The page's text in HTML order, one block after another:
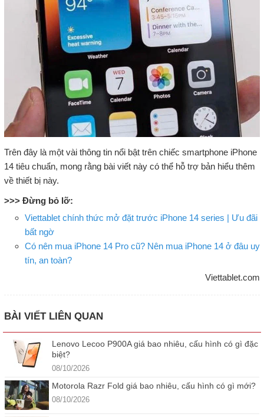
Trên đây là một vài thông tin nổi bật trên chiếc smartphone iPhone
14 tiêu chuẩn, mong rằng bài viết này có thể hỗ trợ bản hiểu thêm
về thiết bị này.
>>> Đừng bỏ lỡ:
Viettablet chính thức mở đặt trước iPhone 14 series | Ưu đãi
bất ngờ
Có nên mua iPhone 14 Pro cũ? Nên mua iPhone 14 ở đâu uy
tín, an toàn?
Viettablet.com
BÀI VIẾT LIÊN QUAN
Lenovo Lecoo P900A giá bao nhiêu, cấu hình có gì đặc
biệt?
08/10/2026
Motorola Razr Fold giá bao nhiêu, cấu hình có gì mới?
08/10/2026